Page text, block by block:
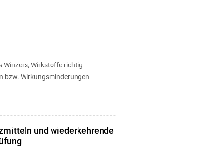
Winzers, Wirkstoffe richtig
bzw. Wirkungsminderungen
und wiederkehrende